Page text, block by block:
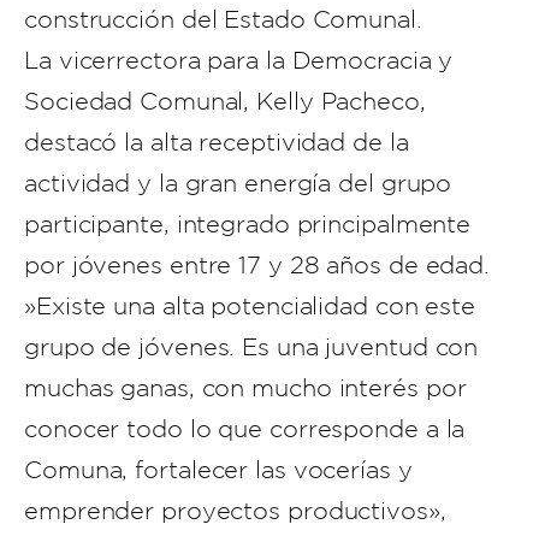
construcción del Estado Comunal.
La vicerrectora para la Democracia y
Sociedad Comunal, Kelly Pacheco,
destacó la alta receptividad de la
actividad y la gran energía del grupo
participante, integrado principalmente
por jóvenes entre 17 y 28 años de edad.
​»Existe una alta potencialidad con este
grupo de jóvenes. Es una juventud con
muchas ganas, con mucho interés por
conocer todo lo que corresponde a la
Comuna, fortalecer las vocerías y
emprender proyectos productivos»,